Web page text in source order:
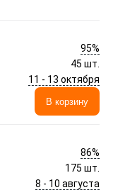
95%
45 шт.
11 - 13 октября
В корзину
86%
175 шт.
8 - 10 августа